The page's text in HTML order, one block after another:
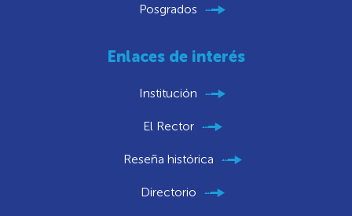
Posgrados
Enlaces de interés
Institución
El Rector
Reseña histórica
Directorio